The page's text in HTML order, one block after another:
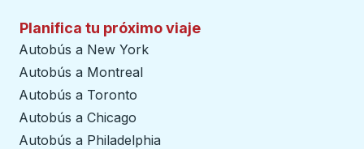
Planifica tu próximo viaje
Autobús a New York
Autobús a Montreal
Autobús a Toronto
Autobús a Chicago
Autobús a Philadelphia